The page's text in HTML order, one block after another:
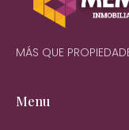
MÁS QUE
Menu